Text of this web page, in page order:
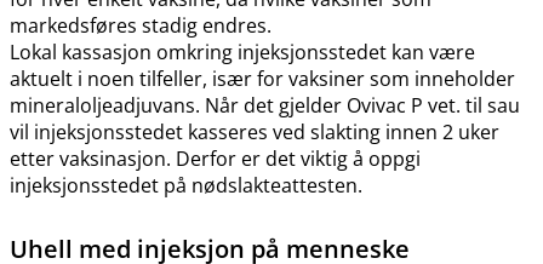
markedsføres stadig endres.
Lokal kassasjon omkring injeksjonsstedet kan være
aktuelt i noen tilfeller, især for vaksiner som inneholder
mineraloljeadjuvans. Når det gjelder Ovivac P vet. til sau
vil injeksjonsstedet kasseres ved slakting innen 2 uker
etter vaksinasjon. Derfor er det viktig å oppgi
injeksjonsstedet på nødslakteattesten.
Uhell med injeksjon på menneske